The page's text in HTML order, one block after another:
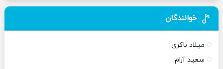
خوانندگان
میلاد باکری
سعید آرام